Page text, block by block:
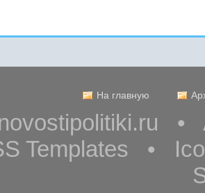
На главную
•
Templates •